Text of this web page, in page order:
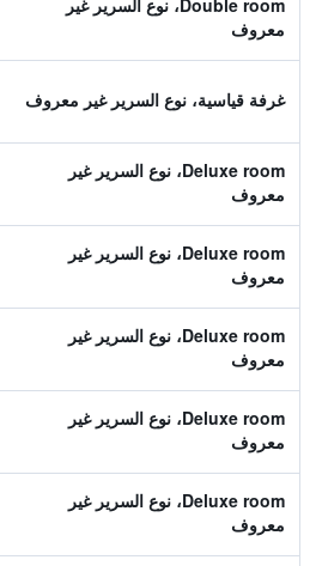
Double room، نوع السرير غير
معروف
غرفة قياسية، نوع السرير غير معروف
Deluxe room، نوع السرير غير
معروف
Deluxe room، نوع السرير غير
معروف
Deluxe room، نوع السرير غير
معروف
Deluxe room، نوع السرير غير
معروف
Deluxe room، نوع السرير غير
معروف